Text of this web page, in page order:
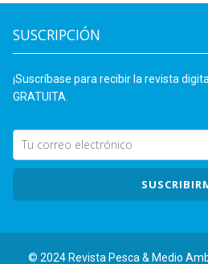
SUSCRIPCIÓN
¡Suscríbase para recibir la revista
GRATUITA.
© 2024 Revista Pesca & Medio